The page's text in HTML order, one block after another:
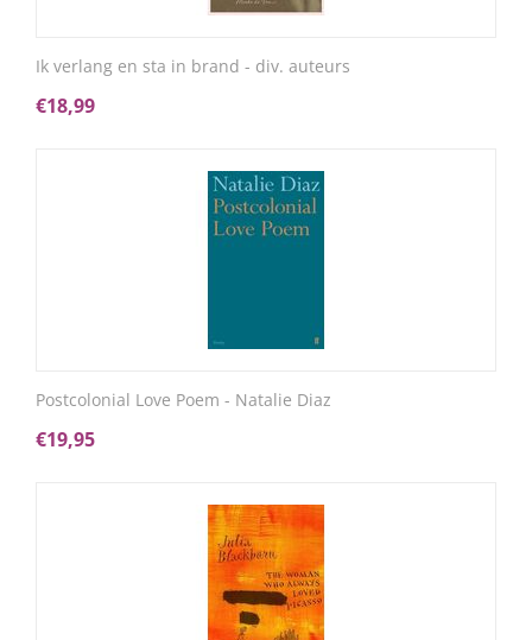
Ik verlang en sta in brand - div. auteurs
€18,99
Postcolonial Love Poem - Natalie Diaz
€19,95